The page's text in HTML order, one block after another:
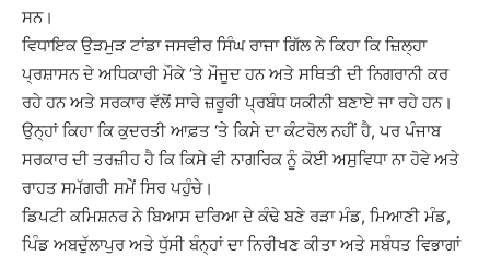
ਸਨ।
ਵਿਧਾਇਕ ਉੜਮੁੜ ਟਾਂਡਾ ਜਸਵੀਰ ਸਿੰਘ ਰਾਜਾ ਗਿੱਲ ਨੇ ਕਿਹਾ ਕਿ ਜ਼ਿਲ੍ਹਾ
ਪ੍ਰਸ਼ਾਸਨ ਦੇ ਅਧਿਕਾਰੀ ਮੌਕੇ ‘ਤੇ ਮੌਜੂਦ ਹਨ ਅਤੇ ਸਥਿਤੀ ਦੀ ਨਿਗਰਾਨੀ ਕਰ
ਰਹੇ ਹਨ ਅਤੇ ਸਰਕਾਰ ਵੱਲੋਂ ਸਾਰੇ ਜ਼ਰੂਰੀ ਪ੍ਰਬੰਧ ਯਕੀਨੀ ਬਣਾਏ ਜਾ ਰਹੇ ਹਨ।
ਉਨ੍ਹਾਂ ਕਿਹਾ ਕਿ ਕੁਦਰਤੀ ਆਫ਼ਤ ‘ਤੇ ਕਿਸੇ ਦਾ ਕੰਟਰੋਲ ਨਹੀਂ ਹੈ, ਪਰ ਪੰਜਾਬ
ਸਰਕਾਰ ਦੀ ਤਰਜ਼ੀਹ ਹੈ ਕਿ ਕਿਸੇ ਵੀ ਨਾਗਰਿਕ ਨੂੰ ਕੋਈ ਅਸੁਵਿਧਾ ਨਾ ਹੋਵੇ ਅਤੇ
ਰਾਹਤ ਸਮੱਗਰੀ ਸਮੇਂ ਸਿਰ ਪਹੁੰਚੇ।
ਡਿਪਟੀ ਕਮਿਸ਼ਨਰ ਨੇ ਬਿਆਸ ਦਰਿਆ ਦੇ ਕੰਢੇ ਬਣੇ ਰੜਾ ਮੰਡ, ਮਿਆਣੀ ਮੰਡ,
ਪਿੰਡ ਅਬਦੁੱਲਾਪੁਰ ਅਤੇ ਧੁੱਸੀ ਬੰਨ੍ਹਾਂ ਦਾ ਨਿਰੀਖਣ ਕੀਤਾ ਅਤੇ ਸਬੰਧਤ ਵਿਭਾਗਾਂ